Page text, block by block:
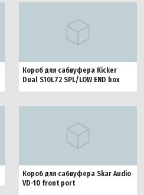
Короб для сабвуфера Kicker
Dual S10L72 SPL/LOW END box
Короб для сабвуфера Skar Audio
VD-10 front port